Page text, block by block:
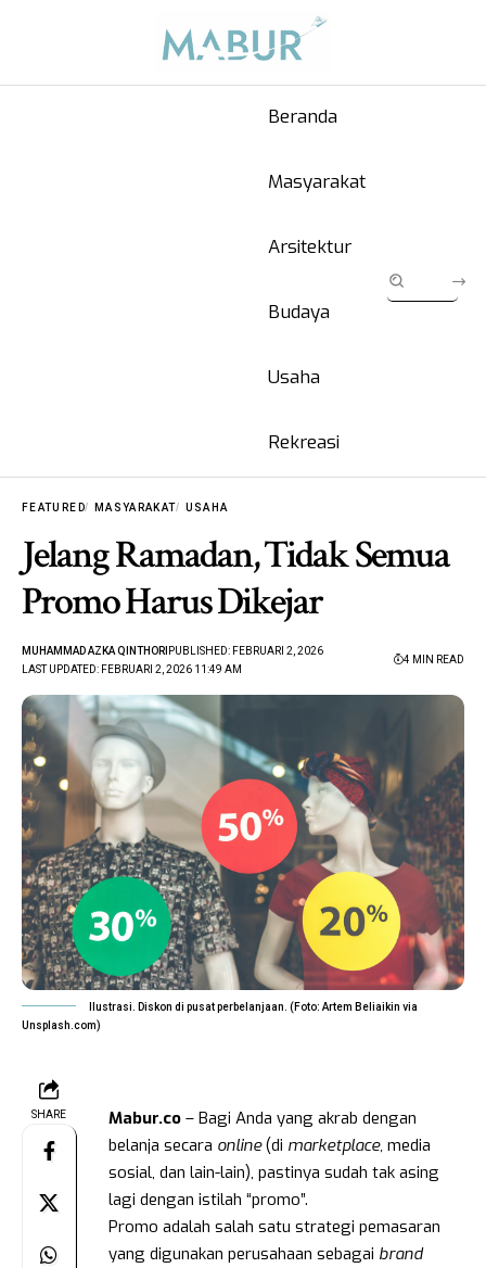
Beranda
Masyarakat
Arsitektur
Budaya
Usaha
Rekreasi
FEATURED MASYARAKAT USAHA
Jelang Ramadan, Tidak Semua
Promo Harus Dikejar
LAST UPDATED: FEBRUARI 2, 2026 11:49 AM
MUHAMMAD AZKA QINTHORI PUBLISHED: FEBRUARI 2, 2026
4 MIN READ
Ilustrasi. Diskon di pusat perbelanjaan. (Foto: Artem Beliaikin via
Unsplash.com)
SHARE Mabur.co – Bagi Anda yang akrab dengan
belanja secara online(di marketplace, media
sosial, dan lain-lain), pastinya sudah tak asing
lagi dengan istilah “promo”.
Promo adalah salah satu strategi pemasaran
yang digunakan perusahaan sebagai brand